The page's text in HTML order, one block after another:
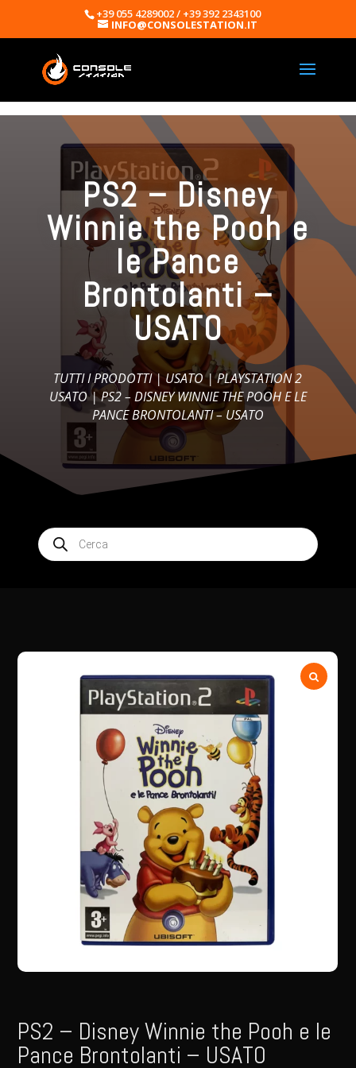
+39 055 4289002 / +39 392 2343100
INFO@CONSOLESTATION.IT
PS2 – Disney
Winnie the Pooh e
le Pance
Brontolanti –
USATO
TUTTI I PRODOTTI|USATO|PLAYSTATION 2
USATO| PS2 – DISNEY WINNIE THE POOH E LE
PANCE BRONTOLANTI – USATO
Products
search
PS2 – Disney Winnie the Pooh e le
Pance Brontolanti – USATO